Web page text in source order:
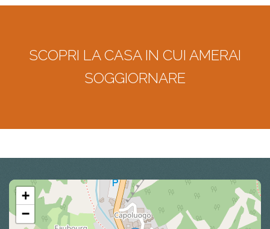
SCOPRI LA CASA IN CUI AMERAI
SOGGIORNARE
+
−